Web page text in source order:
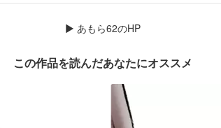
▶ あもら62のHP
この作品を読んだあなたにオススメ